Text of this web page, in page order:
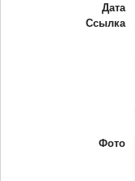
Дата
Ссылка
Фото